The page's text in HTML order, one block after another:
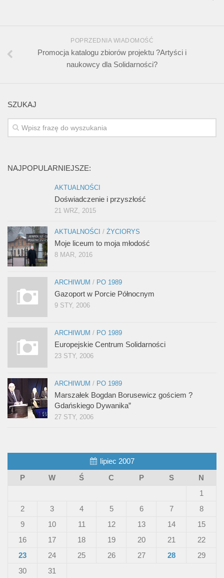
POPRZEDNIA WIADOMOŚĆ
Promocja katalogu zbiorów projektu ?Artyści i
naukowcy dla Solidarności?
SZUKAJ
NAJPOPULARNIEJSZE:
AKTUALNOŚCI
Doświadczenie i przyszłość
21 WRZ, 2015
AKTUALNOŚCI / ŻYCIORYS
Moje liceum to moja młodość
8 MAR, 2016
ARCHIWUM / PO 1989
Gazoport w Porcie Północnym
9 STY, 2006
ARCHIWUM / PO 1989
Europejskie Centrum Solidarności
23 STY, 2006
ARCHIWUM / PO 1989
Marszałek Bogdan Borusewicz gościem ?
Gdańskiego Dywanika”
27 STY, 2006
lipiec 2007
P
W Ś C P S
N
1
2
3 4 5 6 7
8
9
10 11 12 13 14
15
16
17 18 19 20 21
22
23
24 25 26 27 28
29
30
31